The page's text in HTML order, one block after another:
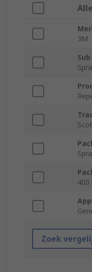
3M
400
Zoek